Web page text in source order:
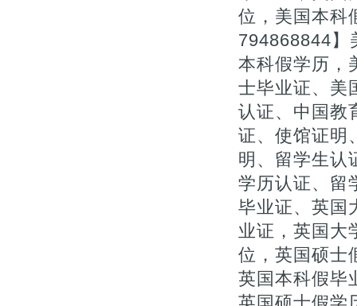
位，美国本科
794868844】
本科假学历，
士毕业证、美
认证、中国教
证、使馆证明
明、留学生认
学历认证、留
毕业证、英国
业证，英国大
位，英国硕士
英国本科假毕